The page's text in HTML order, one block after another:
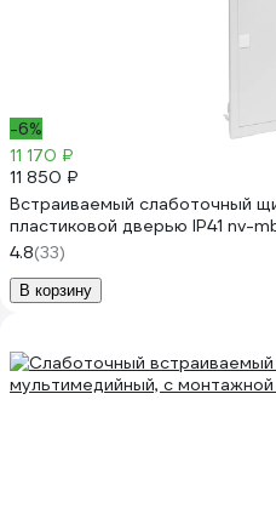
-6%
11 170 ₽
11 850 ₽
Встраиваемый слаботочный
пластиковой дверью IP41 nv-
4.8(33)
В корзину